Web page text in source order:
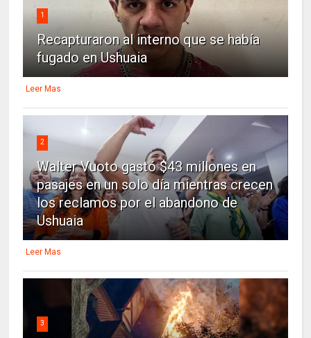
1
Recapturaron al interno que se había
fugado en Ushuaia
Leer Mas
2
Walter Vuoto gastó $43 millones en
pasajes en un solo día mientras crecen
los reclamos por el abandono de
Ushuaia
Leer Mas
3